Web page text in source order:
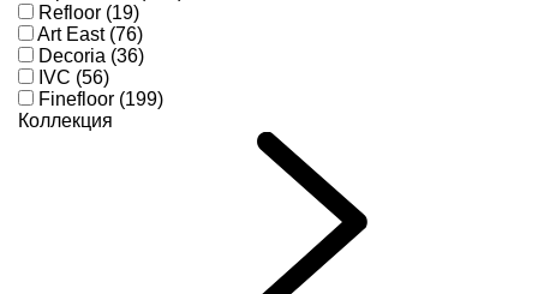
Refloor (19)
Art East (76)
Decoria (36)
IVC (56)
Finefloor (199)
Коллекция